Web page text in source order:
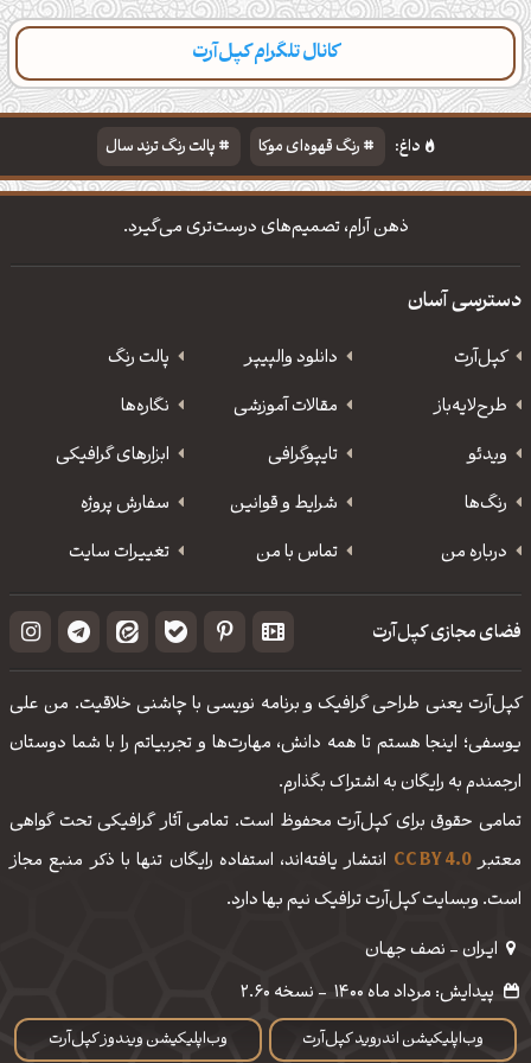
کانال تلگرام کپل‌آرت
دسته‌بندی مطالب تازه تایپوگرافی پالت‌ها
داغ: رنگ قهوه‌ای موکا
پالت رنگ ترند سال
دانلود والپیپر مذهبی
تایپوگرافی شعر مولانا
ذهن آرام، تصمیم‌های درست‌تری می‌گیرد.
دسترسی آسان
کپل‌آرت دانلود‌ والپیپر
پالت رنگ
طرح‌لایه‌باز
مقالات آموزشی
نگاره‌ها
ویدئو
‌تایپوگرافی
ابزارهای گرافیکی
رنگ‌ها
شرایط و قوانین
سفارش پروژه
درباره من
تماس با من تغییرات سایت
فضای مجازی کپل‌آرت
کپل‌آرت یعنی طراحی گرافیک و برنامه نویسی با چاشنی خلاقیت. من علی
یوسفی؛ اینجا هستم تا همه دانش، مهارت‌‌ها و تجربیاتم را با شما دوستان
ارجمندم به رایگان به اشتراک بگذارم.
تمامی حقوق برای کپل‌آرت محفوظ است. تمامی آثار گرافیکی تحت گواهی
معتبرCC BY 4.0 انتشار یافته‌اند، استفاده رایگان تنها با ذکر منبع مجاز
است. وبسایت کپل‌آرت ترافیک نیم بها دارد.
ایـران - نصف جهـان
وب‌اپلیکیشن اندروید کپل‌آرت وب‌اپلیکیشن ویندوز کپل‌آرت
پیدایش: مرداد ماه 1400 - نسخه 2.60